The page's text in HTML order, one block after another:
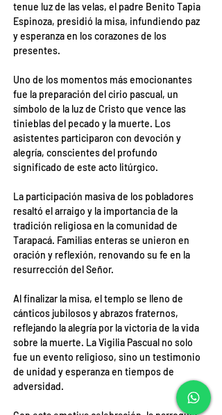
tenue luz de las velas, el padre Benito Tapia
Espinoza, presidió la misa, infundiendo paz
y esperanza en los corazones de los
presentes.
Uno de los momentos más emocionantes
fue la preparación del cirio pascual, un
símbolo de la luz de Cristo que vence las
tinieblas del pecado y la muerte. Los
asistentes participaron con devoción y
alegría, conscientes del profundo
significado de este acto litúrgico.
La participación masiva de los pobladores
resaltó el arraigo y la importancia de la
tradición religiosa en la comunidad de
Tarapacá. Familias enteras se unieron en
oración y reflexión, renovando su fe en la
resurrección del Señor.
Al finalizar la misa, el templo se lleno de
cánticos jubilosos y abrazos fraternos,
reflejando la alegría por la victoria de la vida
sobre la muerte. La Vigilia Pascual no solo
fue un evento religioso, sino un testimonio
de unidad y esperanza en tiempos de
adversidad.